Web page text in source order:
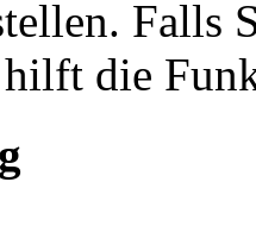
Falls
die